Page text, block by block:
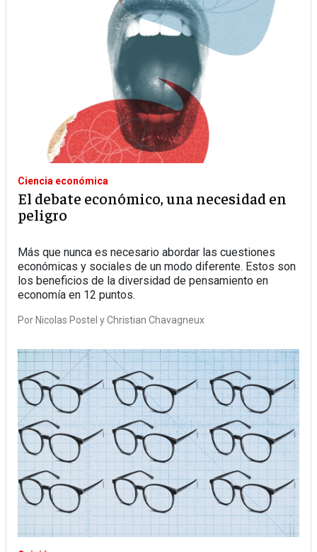
Ciencia económica
El debate económico, una necesidad en
peligro
Más que nunca es necesario abordar las cuestiones
económicas y sociales de un modo diferente. Estos son
los beneficios de la diversidad de pensamiento en
economía en 12 puntos.
Por Nicolas Postel y Christian Chavagneux